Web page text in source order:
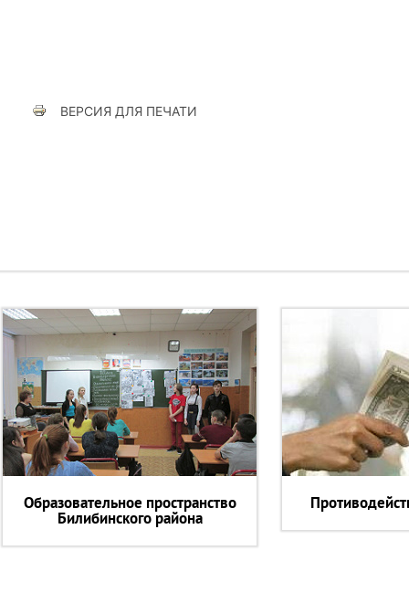
ВЕРСИЯ ДЛЯ ПЕЧАТИ
Образовательное пространство
Билибинского района